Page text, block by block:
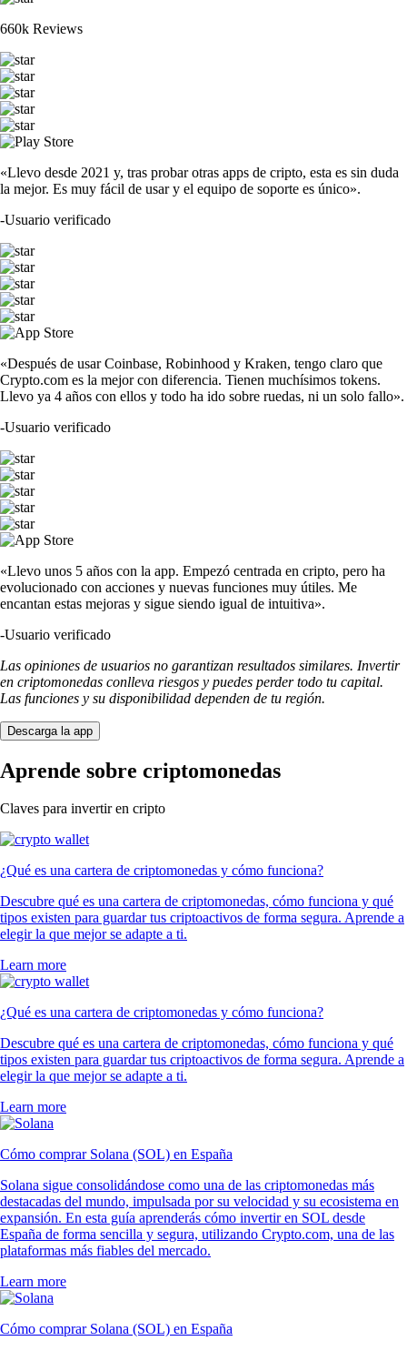
660k Reviews
«Llevo desde 2021 y, tras probar otras apps de cripto, esta es sin duda
la mejor. Es muy fácil de usar y el equipo de soporte es único».
-Usuario verificado
«Después de usar Coinbase, Robinhood y Kraken, tengo claro que
Crypto.com es la mejor con diferencia. Tienen muchísimos tokens.
Llevo ya 4 años con ellos y todo ha ido sobre ruedas, ni un solo fallo».
-Usuario verificado
«Llevo unos 5 años con la app. Empezó centrada en cripto, pero ha
evolucionado con acciones y nuevas funciones muy útiles. Me
encantan estas mejoras y sigue siendo igual de intuitiva».
-Usuario verificado
Las opiniones de usuarios no garantizan resultados similares. Invertir
en criptomonedas conlleva riesgos y puedes perder todo tu capital.
Las funciones y su disponibilidad dependen de tu región.
Descarga la app
Aprende sobre criptomonedas
Claves para invertir en cripto
¿Qué es una cartera de criptomonedas y cómo funciona?
Descubre qué es una cartera de criptomonedas, cómo funciona y qué
tipos existen para guardar tus criptoactivos de forma segura. Aprende a
elegir la que mejor se adapte a ti.
Learn more
¿Qué es una cartera de criptomonedas y cómo funciona?
Descubre qué es una cartera de criptomonedas, cómo funciona y qué
tipos existen para guardar tus criptoactivos de forma segura. Aprende a
elegir la que mejor se adapte a ti.
Learn more
Cómo comprar Solana (SOL) en España
Solana sigue consolidándose como una de las criptomonedas más
destacadas del mundo, impulsada por su velocidad y su ecosistema en
expansión. En esta guía aprenderás cómo invertir en SOL desde
España de forma sencilla y segura, utilizando Crypto.com, una de las
plataformas más fiables del mercado.
Learn more
Cómo comprar Solana (SOL) en España